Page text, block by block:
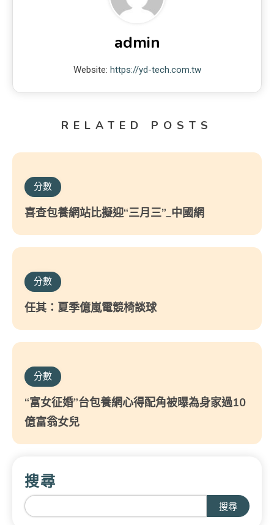
admin
Website: https://yd-tech.com.tw
RELATED POSTS
分數
喜查包養網站比擬迎“三月三”_中國網
分數
任其：夏季億嵐電競椅談球
分數
“富女征婚”台包養網心得配角被曝為身家過10
億富翁女兒
搜尋
搜尋